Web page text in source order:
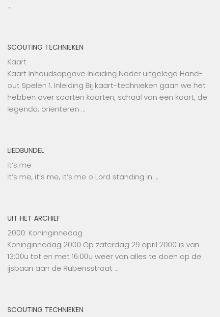
…
SCOUTING TECHNIEKEN
Kaart
Kaart Inhoudsopgave Inleiding Nader uitgelegd Hand-
out Spelen 1. Inleiding Bij kaart-technieken gaan we het
hebben over soorten kaarten, schaal van een kaart, de
legenda, oriënteren …
LIEDBUNDEL
It’s me
It’s me, it’s me, it’s me o Lord standing in …
UIT HET ARCHIEF
2000: Koninginnedag
Koninginnedag 2000 Op zaterdag 29 april 2000 is van
13:00u tot en met 16:00u weer van alles te doen op de
ijsbaan aan de Rubensstraat …
SCOUTING TECHNIEKEN